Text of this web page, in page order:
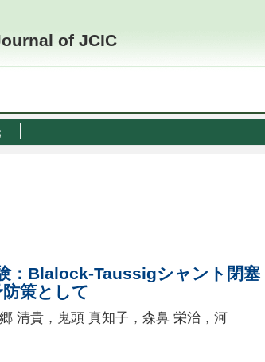
of JCIC
： Blalock-Taussigシャント閉塞
策として
清貴，鬼頭 真知子，森鼻 栄治，河